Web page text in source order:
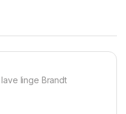
linge Brandt